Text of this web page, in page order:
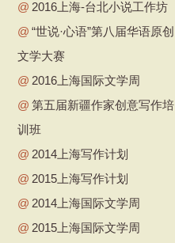
@ 2016上海-台北小说工作坊
@ “世说·心语”第八届华语原创
文学大赛
@ 2016上海国际文学周
@ 第五届新疆作家创意写作培
训班
@ 2014上海写作计划
@ 2015上海写作计划
@ 2014上海国际文学周
@ 2015上海国际文学周